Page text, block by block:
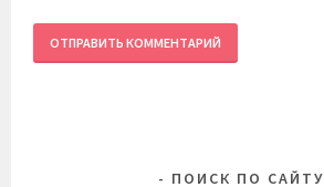
ПОИСК ПО САЙТУ